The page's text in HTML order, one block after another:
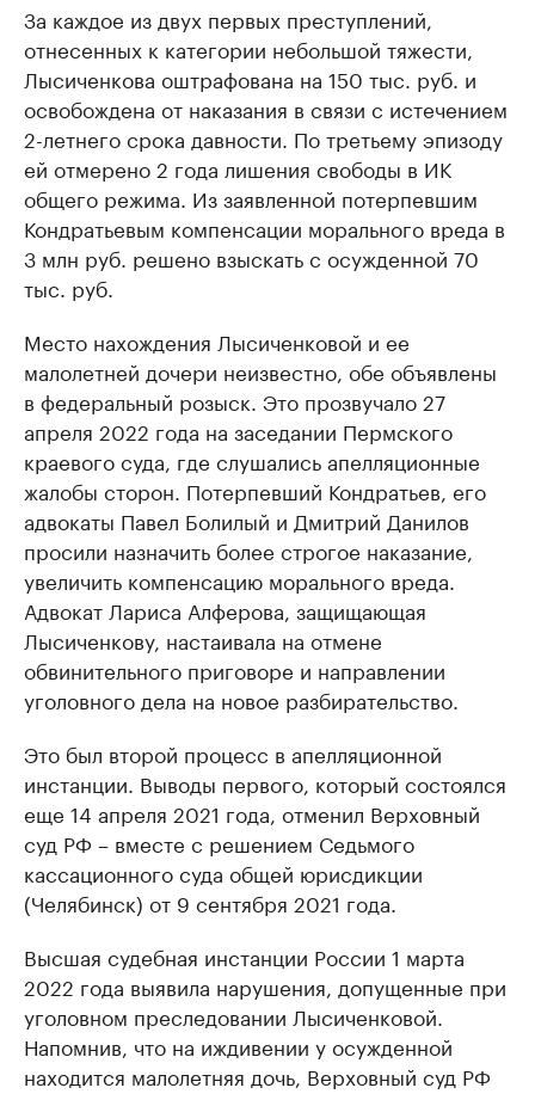
За каждое из двух первых преступлений,
отнесенных к категории небольшой тяжести,
Лысиченкова оштрафована на 150 тыс. руб. и
освобождена от наказания в связи с истечением
2-летнего срока давности. По третьему эпизоду
ей отмерено 2 года лишения свободы в ИК
общего режима. Из заявленной потерпевшим
Кондратьевым компенсации морального вреда в
3 млн руб. решено взыскать с осужденной 70
тыс. руб.
Место нахождения Лысиченковой и ее
малолетней дочери неизвестно, обе объявлены
в федеральный розыск. Это прозвучало 27
апреля 2022 года на заседании Пермского
краевого суда, где слушались апелляционные
жалобы сторон. Потерпевший Кондратьев, его
адвокаты Павел Болилый и Дмитрий Данилов
просили назначить более строгое наказание,
увеличить компенсацию морального вреда.
Адвокат Лариса Алферова, защищающая
Лысиченкову, настаивала на отмене
обвинительного приговоре и направлении
уголовного дела на новое разбирательство.
Это был второй процесс в апелляционной
инстанции. Выводы первого, который состоялся
еще 14 апреля 2021 года, отменил Верховный
суд РФ – вместе с решением Седьмого
кассационного суда общей юрисдикции
(Челябинск) от 9 сентября 2021 года.
Высшая судебная инстанции России 1 марта
2022 года выявила нарушения, допущенные при
уголовном преследовании Лысиченковой.
Напомнив, что на иждивении у осужденной
находится малолетняя дочь, Верховный суд РФ